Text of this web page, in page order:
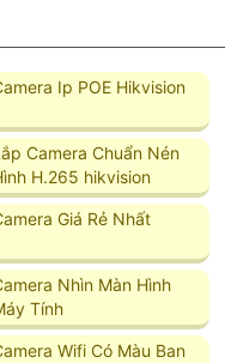
Ip POE Hikvision
Camera Chuẩn Nén
H.265 hikvision
Giá Rẻ Nhất
Nhìn Màn Hình
Tính
Wifi Có Màu Ban